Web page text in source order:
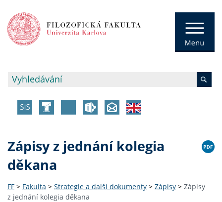
Zápisy z jednání kolegia
děkana
FF > Fakulta > Strategie a další dokumenty > Zápisy > Zápisy
z jednání kolegia děkana